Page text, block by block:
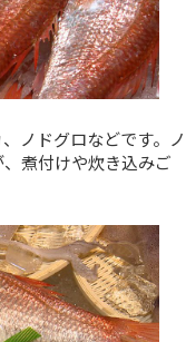
ノドグロなどです。ノ
煮付けや炊き込みご